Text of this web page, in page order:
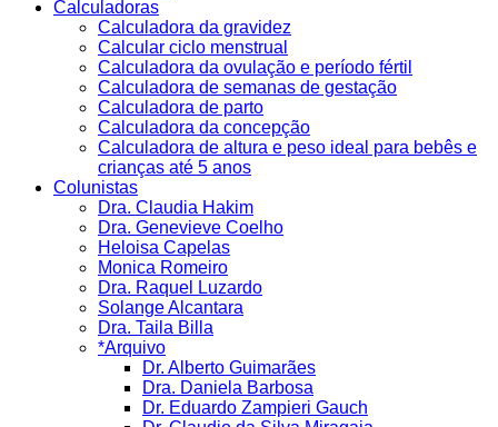
Calculadoras
Calculadora da gravidez
Calcular ciclo menstrual
Calculadora da ovulação e período fértil
Calculadora de semanas de gestação
Calculadora de parto
Calculadora da concepção
Calculadora de altura e peso ideal para bebês e
crianças até 5 anos
Colunistas
Dra. Claudia Hakim
Dra. Genevieve Coelho
Heloisa Capelas
Monica Romeiro
Dra. Raquel Luzardo
Solange Alcantara
Dra. Taila Billa
*Arquivo
Dr. Alberto Guimarães
Dra. Daniela Barbosa
Dr. Eduardo Zampieri Gauch